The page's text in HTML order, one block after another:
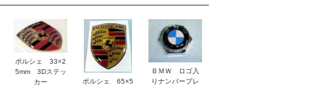
ポルシェ 33×2
5mm 3Dステッ
カー
ポルシェ 65×5
ＢＭＷ ロゴ入
りナンバープレ